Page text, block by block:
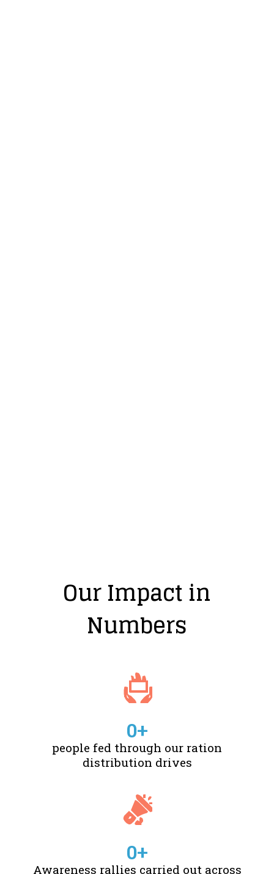
Our Impact in
Numbers
people fed through our ration
distribution drives
0+
Awareness rallies carried out across
0+